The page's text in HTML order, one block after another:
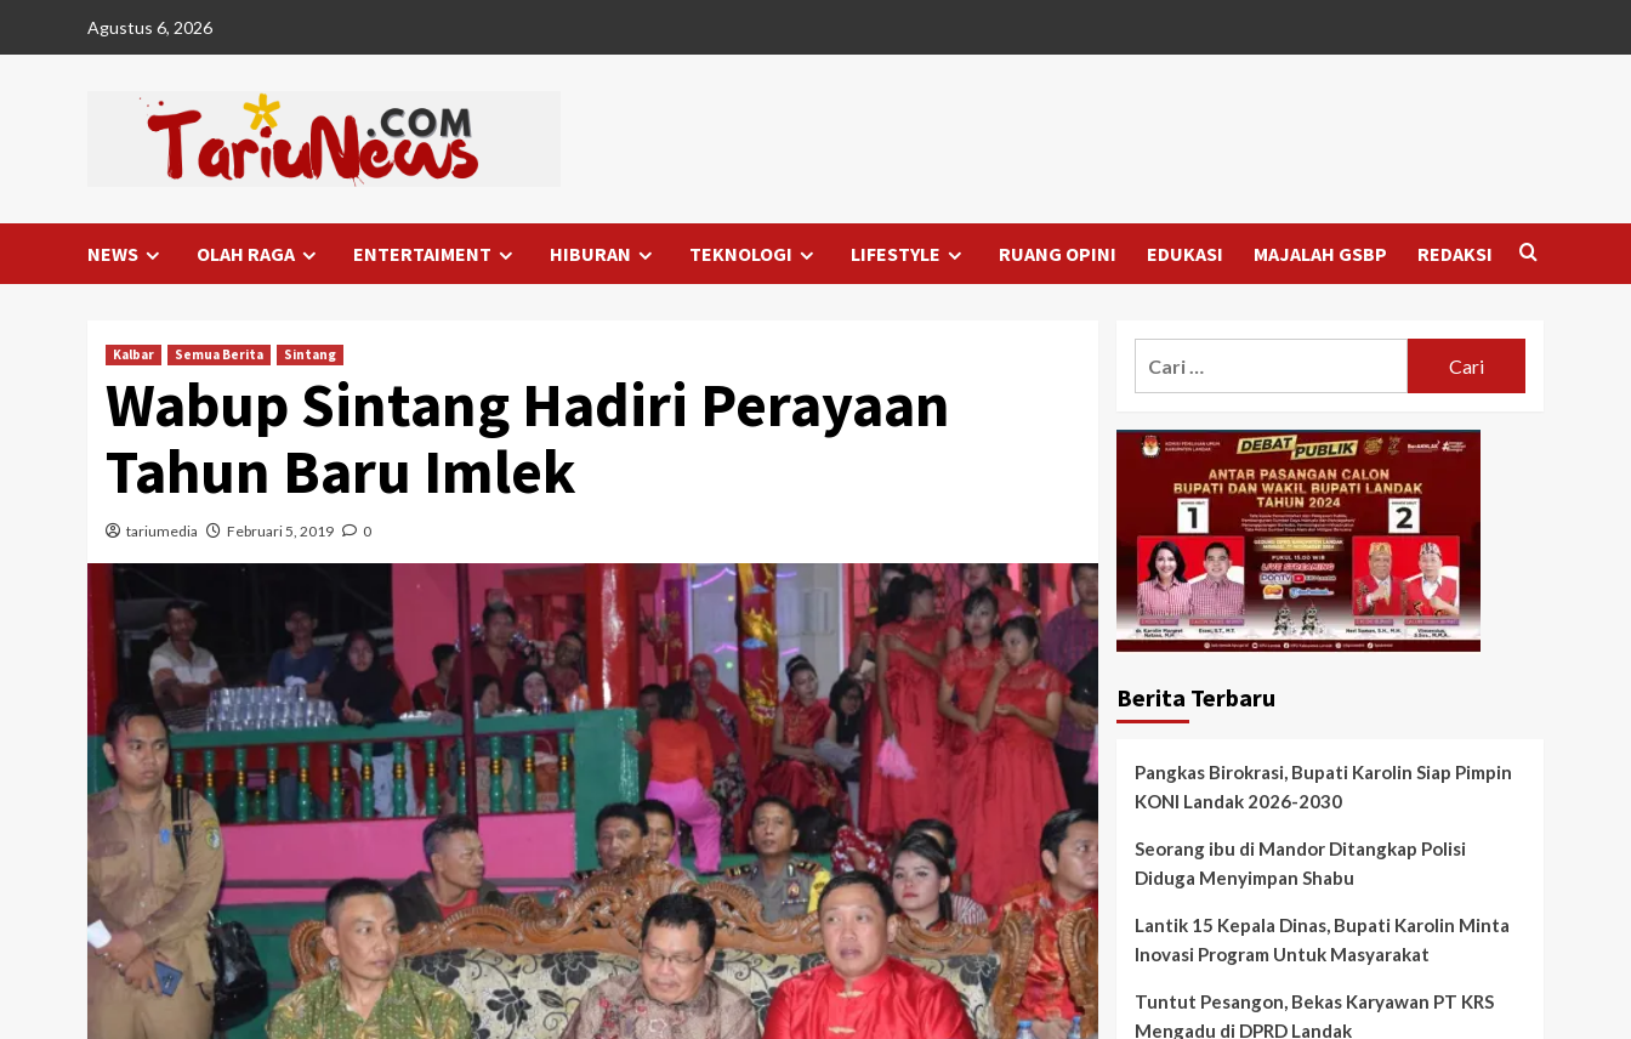
Agustus 6, 2026
NEWS OLAH RAGA ENTERTAIMENT HIBURAN TEKNOLOGI LIFESTYLE RUANG OPINI EDUKASI MAJALAH GSBP REDAKSI
Kalbar Semua Berita Sintang
Wabup Sintang Hadiri Perayaan
Tahun Baru Imlek
tariumedia Februari 5, 2019 0
Berita Terbaru
Pangkas Birokrasi, Bupati Karolin Siap Pimpin
KONI Landak 2026-2030
Seorang ibu di Mandor Ditangkap Polisi
Diduga Menyimpan Shabu
Lantik 15 Kepala Dinas, Bupati Karolin Minta
Inovasi Program Untuk Masyarakat
Tuntut Pesangon, Bekas Karyawan PT KRS
Mengadu di DPRD Landak